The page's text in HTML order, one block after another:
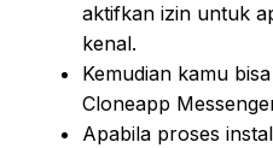
aktifkan izin untuk
kenal.
Kemudian kamu
Cloneapp
Apabila proses